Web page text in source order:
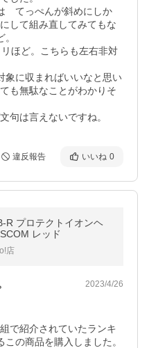
　てっぺんが斜めにしか
して組み直してみてもな
ほど。こちらも左右非対
象に収まればいいなと思い
も無駄なことがわかりそ
句は言えないですね。
違反報告 いいね 0
R プロテクトイオンヘ
レッド
店
2023/4/26
で紹介されていたランキ
の商品を購入しました。